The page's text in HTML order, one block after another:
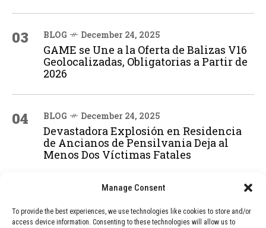
Manage Consent
To provide the best experiences, we use technologies like cookies to store and/or
access device information. Consenting to these technologies will allow us to
03 BLOG December 24, 2025
GAME se Une a la Oferta de Balizas V16
Geolocalizadas, Obligatorias a Partir de
2026
04 BLOG December 24, 2025
Devastadora Explosión en Residencia
de Ancianos de Pensilvania Deja al
Menos Dos Víctimas Fatales